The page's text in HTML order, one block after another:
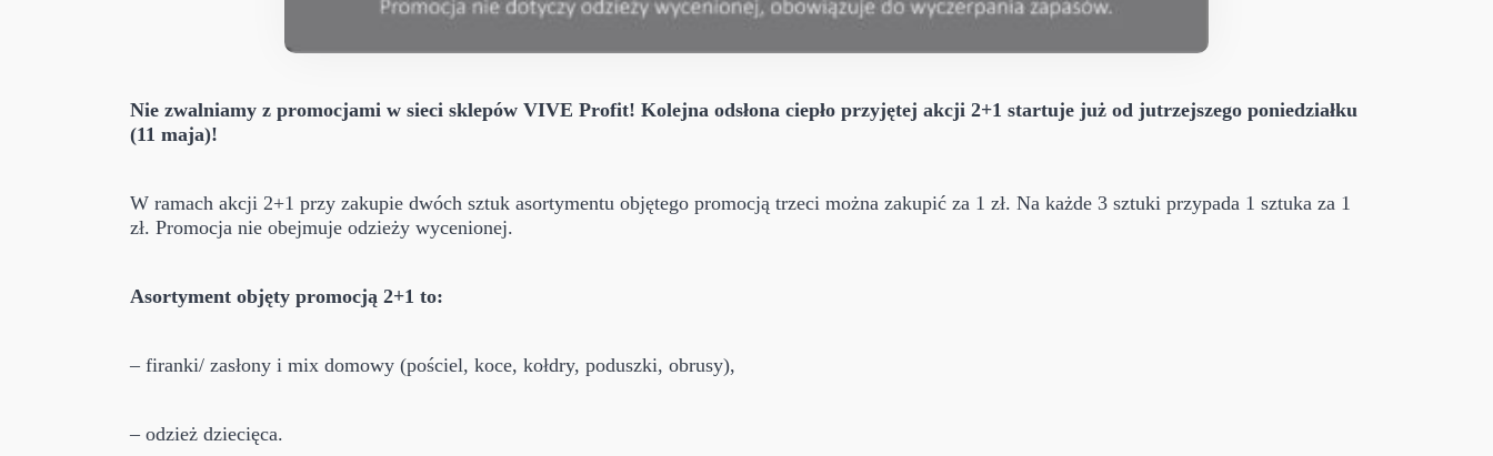
Nie zwalniamy z promocjami w sieci sklepów VIVE Profit! Kolejna odsłona ciepło przyjętej akcji 2+1 startuje już od jutrzejszego poniedziałku
(11 maja)!
W ramach akcji 2+1 przy zakupie dwóch sztuk asortymentu objętego promocją trzeci można zakupić za 1 zł. Na każde 3 sztuki przypada 1 sztuka za 1
zł. Promocja nie obejmuje odzieży wycenionej.
Asortyment objęty promocją 2+1 to:
– firanki/ zasłony i mix domowy (pościel, koce, kołdry, poduszki, obrusy),
– odzież dziecięca.